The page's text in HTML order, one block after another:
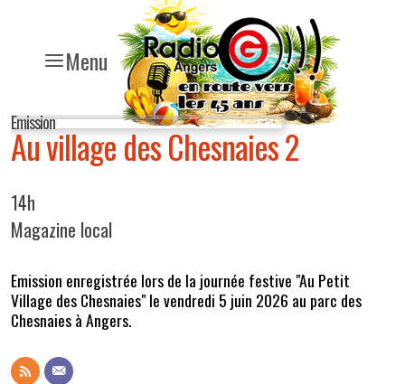
Menu
Emission
Au village des Chesnaies 2
14h
Magazine local
Emission enregistrée lors de la journée festive "Au Petit
Village des Chesnaies" le vendredi 5 juin 2026 au parc des
Chesnaies à Angers.